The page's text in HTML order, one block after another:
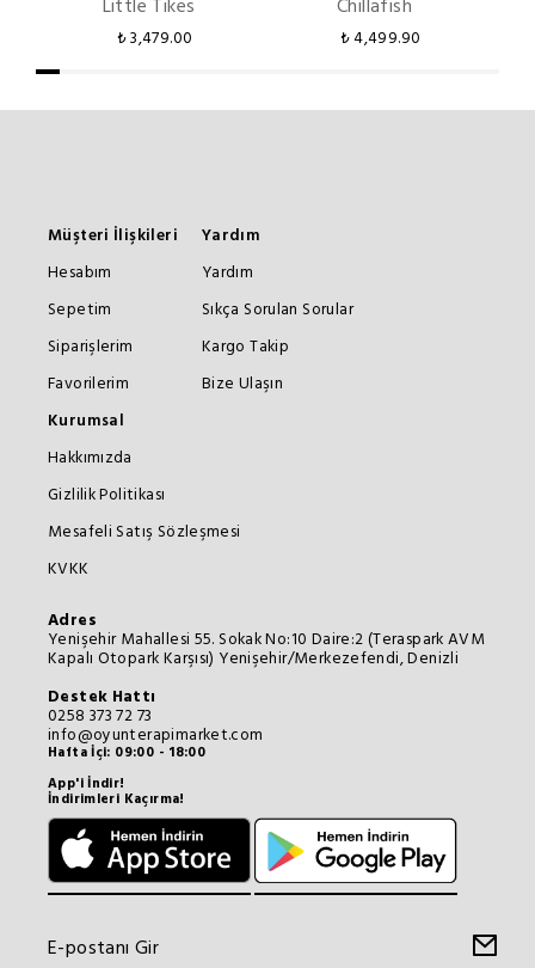
Little Tikes
₺ 3,479.00
Chillafish
₺ 4,499.90
Müşteri İlişkileri
Hesabım
Sepetim
Siparişlerim
Favorilerim
Yardım
Yardım
Sıkça Sorulan Sorular
Kargo Takip
Bize Ulaşın
Kurumsal
Hakkımızda
Gizlilik Politikası
Mesafeli Satış Sözleşmesi
KVKK
Adres
Yenişehir Mahallesi 55. Sokak No:10 Daire:2 (Teraspark AVM
Kapalı Otopark Karşısı) Yenişehir/Merkezefendi, Denizli
Destek Hattı
0258 373 72 73
info@oyunterapimarket.com
Hafta İçi: 09:00 - 18:00
App'i İndir!
İndirimleri Kaçırma!